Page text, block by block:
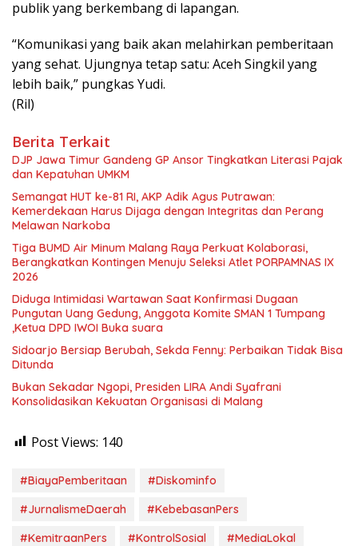
publik yang berkembang di lapangan.
“Komunikasi yang baik akan melahirkan pemberitaan
yang sehat. Ujungnya tetap satu: Aceh Singkil yang
lebih baik,” pungkas Yudi.
(Ril)
Berita Terkait
DJP Jawa Timur Gandeng GP Ansor Tingkatkan Literasi Pajak
dan Kepatuhan UMKM
Semangat HUT ke-81 RI, AKP Adik Agus Putrawan:
Kemerdekaan Harus Dijaga dengan Integritas dan Perang
Melawan Narkoba
Tiga BUMD Air Minum Malang Raya Perkuat Kolaborasi,
Berangkatkan Kontingen Menuju Seleksi Atlet PORPAMNAS IX
2026
Diduga Intimidasi Wartawan Saat Konfirmasi Dugaan
Pungutan Uang Gedung, Anggota Komite SMAN 1 Tumpang
,Ketua DPD IWOI Buka suara
Sidoarjo Bersiap Berubah, Sekda Fenny: Perbaikan Tidak Bisa
Ditunda
Bukan Sekadar Ngopi, Presiden LIRA Andi Syafrani
Konsolidasikan Kekuatan Organisasi di Malang
Post Views: 140
#BiayaPemberitaan
#Diskominfo
#JurnalismeDaerah
#KebebasanPers
#KemitraanPers
#KontrolSosial
#MediaLokal